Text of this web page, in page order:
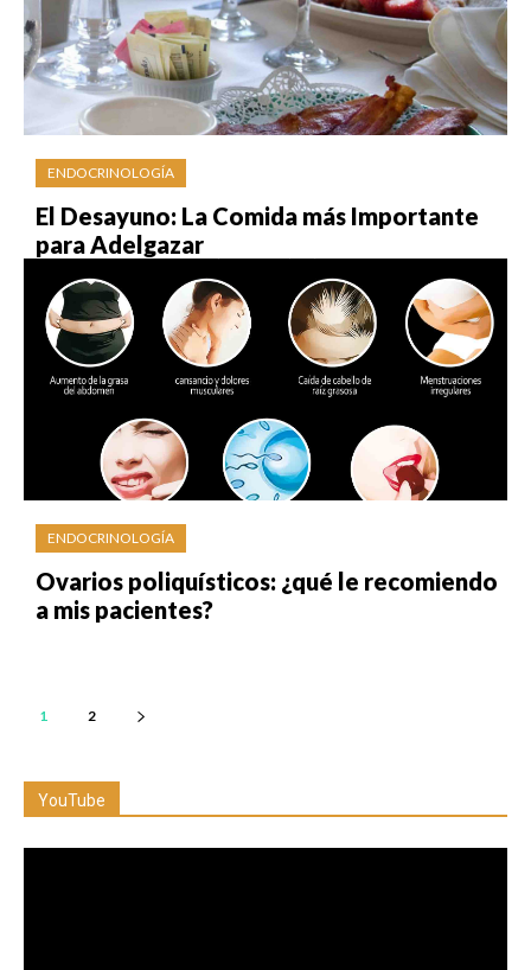
ENDOCRINOLOGÍA
El Desayuno: La Comida más Importante
para Adelgazar
ENDOCRINOLOGÍA
Ovarios poliquísticos: ¿qué le recomiendo
a mis pacientes?
1 2
YouTube